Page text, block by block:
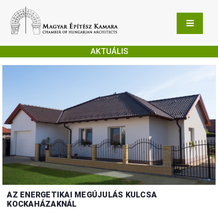
AKTUÁLIS
AZ ENERGETIKAI MEGÚJULÁS KULCSA
KOCKAHÁZAKNÁL